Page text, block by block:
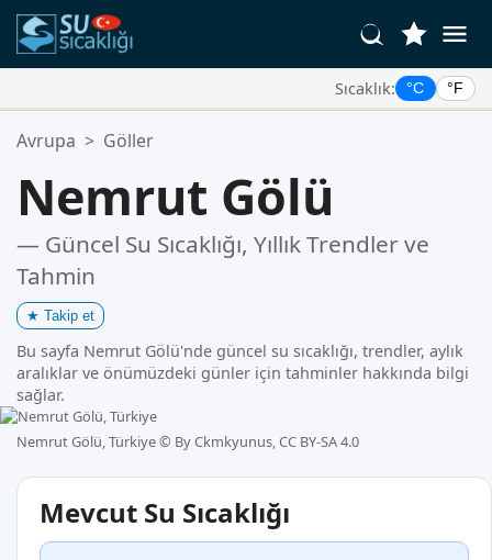
Sıcaklık: °C °F
Favori Konumlarınız:
Avrupa > Göller
Nemrut Gölü
— Güncel Su Sıcaklığı, Yıllık Trendler ve
Tahmin
★ Takip et
Bu sayfa Nemrut Gölü'nde güncel su sıcaklığı, trendler, aylık
aralıklar ve önümüzdeki günler için tahminler hakkında bilgi
sağlar.
Nemrut Gölü, Türkiye © By Ckmkyunus, CC BY-SA 4.0
Mevcut Su Sıcaklığı